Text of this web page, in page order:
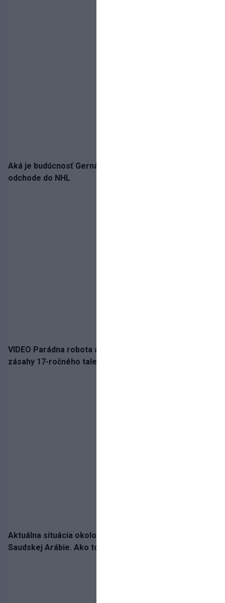
Aká je budúcnosť Gernáta a Pánika? Rusi špekulujú o
odchode do NHL
VIDEO Parádna robota a gól v oslabení! Pozrite si oba
zásahy 17-ročného talentu Rychlíka proti USA
Aktuálna situácia okolo prestupu Haraslína do
Saudskej Arábie. Ako to je?